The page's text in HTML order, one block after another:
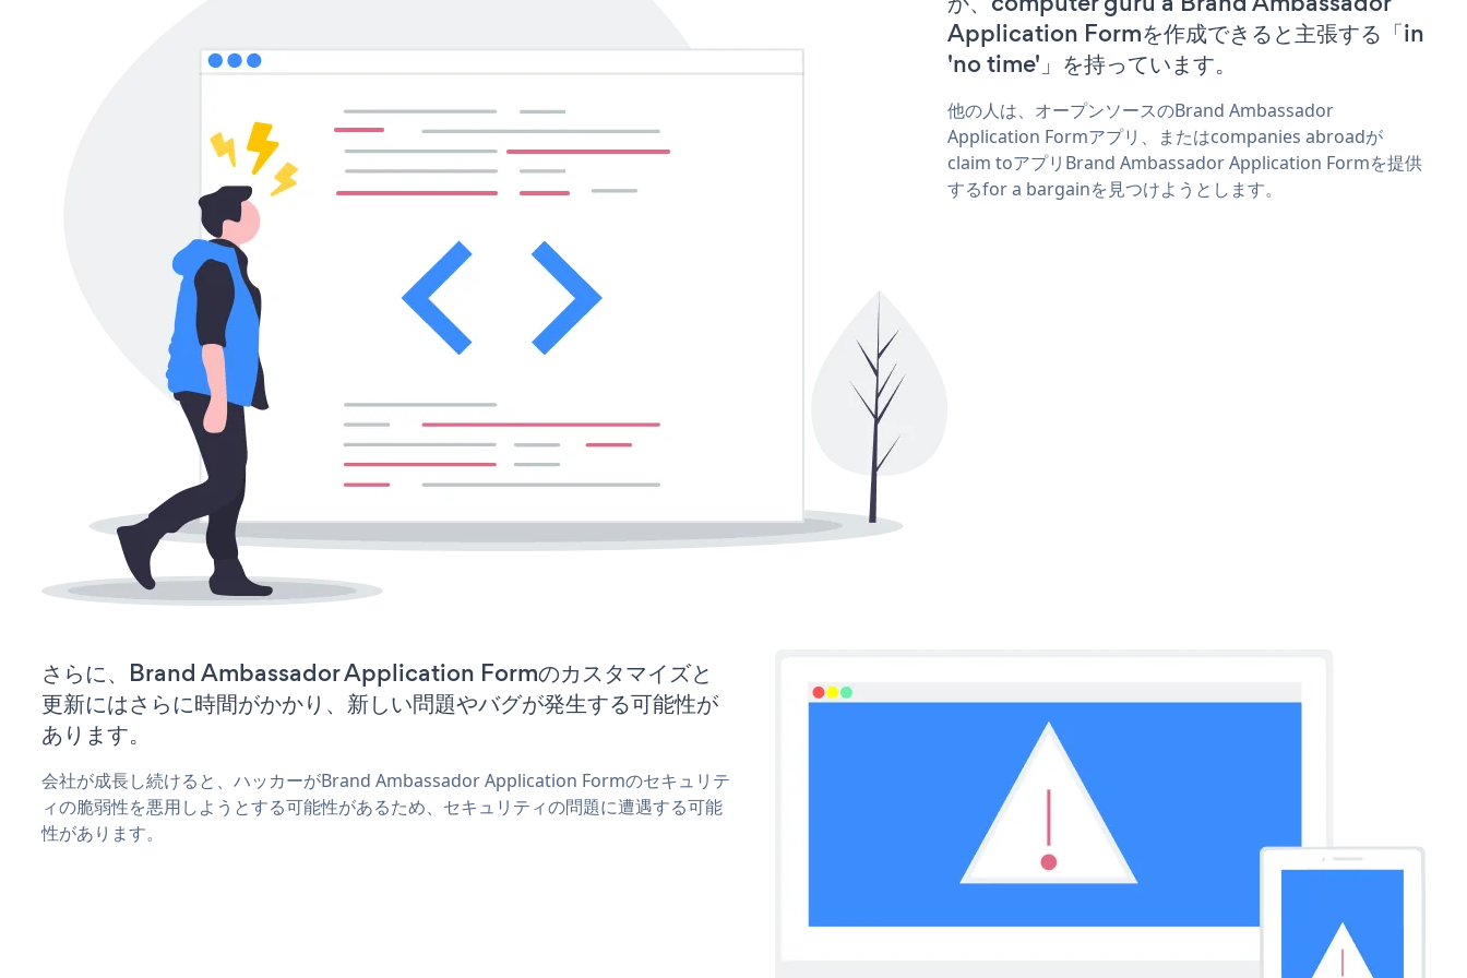
Application Formを作成できると主張する「in
'no time'」を持っています。
他の人は、オープンソースのBrand Ambassador
Application Formアプリ、またはcompanies abroadが
claim toアプリBrand Ambassador Application Formを提供
するfor a bargainを見つけようとします。
さらに、Brand Ambassador Application Formのカスタマイズと
更新にはさらに時間がかかり、新しい問題やバグが発生する可能性が
あります。
会社が成長し続けると、ハッカーがBrand Ambassador Application Formのセキュリテ
ィの脆弱性を悪用しようとする可能性があるため、セキュリティの問題に遭遇する可能
性があります。